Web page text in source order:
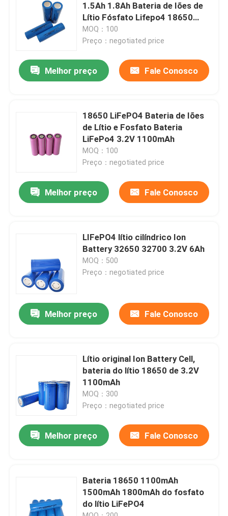
Show de RV
Quem Somos
Controle de Qualidade
Fale Conosco
notícias
Bateria do íon LiFePO4 do lítio
1.5Ah 1.8Ah Bateria de Iões de
Lítio Fósfato Lifepo4 18650
Bateria de Iões de Lítio
MOQ：100
Preço：negotiated price
Melhor preço Fale Conosco
18650 LiFePO4 Bateria de Iões
de Lítio e Fosfato Bateria
LiFePo4 3.2V 1100mAh
MOQ：100
Preço：negotiated price
Melhor preço Fale Conosco
LIFePO4 lítio cilíndrico Ion
Battery 32650 32700 3.2V 6Ah
MOQ：500
Preço：negotiated price
Melhor preço Fale Conosco
Lítio original Ion Battery Cell,
bateria do lítio 18650 de 3.2V
1100mAh
MOQ：300
Preço：negotiated price
Melhor preço Fale Conosco
Bateria 18650 1100mAh
1500mAh 1800mAh do fosfato
do lítio LiFePO4